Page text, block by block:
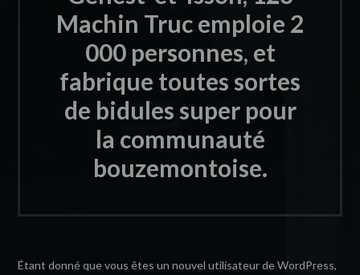
Machin Truc emploie 2
000 personnes, et
fabrique toutes sortes
de bidules super pour
la communauté
bouzemontoise.
Étant donné que vous êtes un nouvel utilisateur de WordPress,